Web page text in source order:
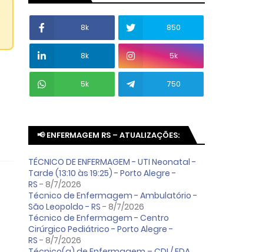
8k 850
8k 5k
5k 750
📢 ENFERMAGEM RS – ATUALIZAÇÕES:
TÉCNICO DE ENFERMAGEM - UTI Neonatal -
Tarde (13:10 às 19:25) - Porto Alegre -
RS - 8/7/2026
Técnico de Enfermagem - Ambulatório -
São Leopoldo - RS - 8/7/2026
Técnico de Enfermagem - Centro
Cirúrgico Pediátrico - Porto Alegre -
RS - 8/7/2026